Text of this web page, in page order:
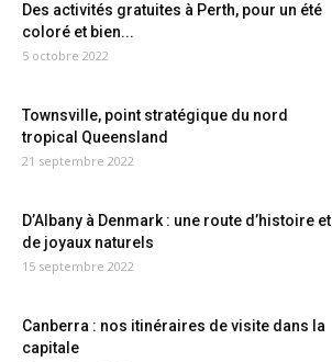
Des activités gratuites à Perth, pour un été
coloré et bien...
5 octobre 2022
Townsville, point stratégique du nord
tropical Queensland
21 septembre 2022
D’Albany à Denmark : une route d’histoire et
de joyaux naturels
15 septembre 2022
Canberra : nos itinéraires de visite dans la
capitale